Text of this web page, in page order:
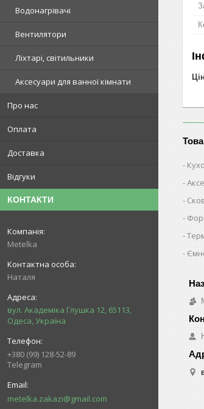
Водонагрівачі
Вентилятори
Ліхтарі, світильники
Аксесуари для ванної кімнати
Про нас
Оплата
Доставка
Відгуки
КОНТАКТИ
Metelka
Наталя
вул. Академіка Глушка 12, 65113,
Одеса, Україна
+380 (99) 128-52-89
Telegram
metelka.zakazi@gmail.com